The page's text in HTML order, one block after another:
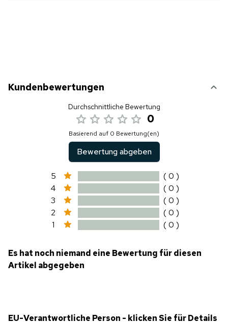
Kundenbewertungen
Durchschnittliche Bewertung
0
Basierend auf 0 Bewertung(en)
Bewertung abgeben
5
( 0 )
4
( 0 )
3
( 0 )
2
( 0 )
1
( 0 )
Es hat noch niemand eine Bewertung für diesen
Artikel abgegeben
EU-Verantwortliche Person - klicken Sie für Details